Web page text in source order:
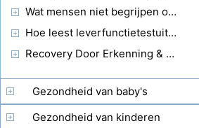
Wat mensen niet begrijpen over NSCLC
Hoe leest leverfunctietestuitslagen
Recovery Door Erkenning & Aanvaarding van een verslaving
Gezondheid van baby's
Gezondheid van kinderen